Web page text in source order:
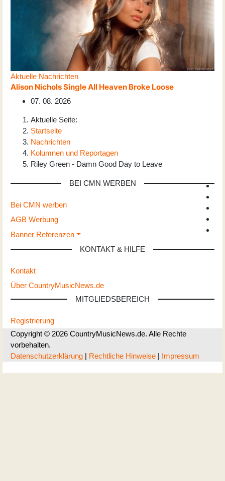
Aktuelle Nachrichten
Alison Nichols Single All Heaven Broke Loose
07. 08. 2026
Aktuelle Seite:
Startseite
Nachrichten
Kolumnen und Reportagen
Riley Green - Damn Good Day to Leave
BEI CMN WERBEN
Bei CMN werben
AGB Werbung
Banner Referenzen
KONTAKT & HILFE
Kontakt
Über CountryMusicNews.de
MITGLIEDSBEREICH
Registrierung
Copyright © 2026 CountryMusicNews.de. Alle Rechte
vorbehalten.
Datenschutzerklärung | Rechtliche Hinweise | Impressum